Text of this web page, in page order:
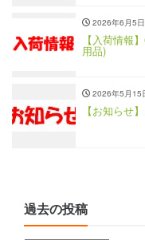
2026年6月5日
【入荷情報
用品)
2026年5月15
【お知らせ
過去の投稿